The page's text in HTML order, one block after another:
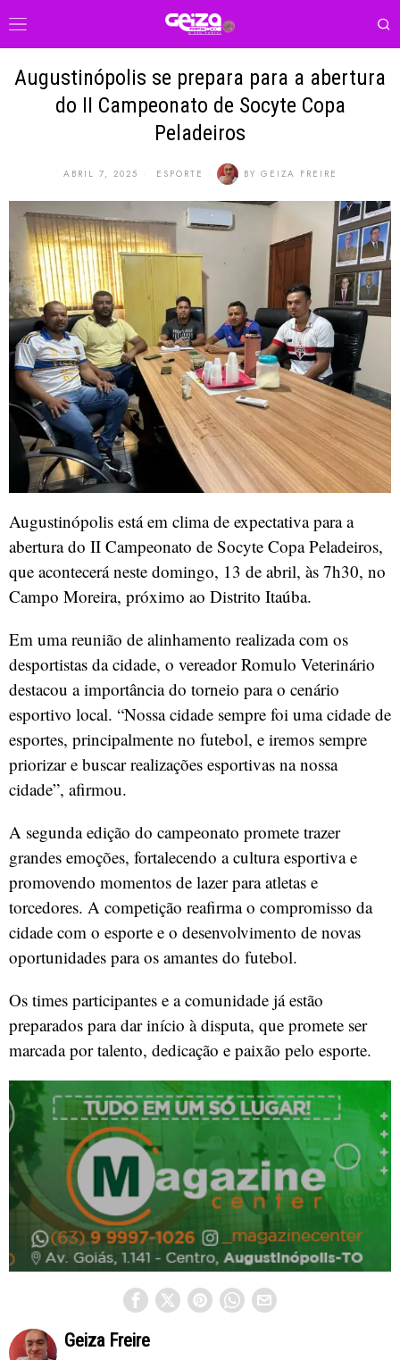
Augustinópolis se prepara para a abertura
do II Campeonato de Socyte Copa
Peladeiros
ABRIL 7, 2025 ESPORTE BY GEIZA FREIRE
Augustinópolis está em clima de expectativa para a
abertura do II Campeonato de Socyte Copa Peladeiros,
que acontecerá neste domingo, 13 de abril, às 7h30, no
Campo Moreira, próximo ao Distrito Itaúba.
Em uma reunião de alinhamento realizada com os
desportistas da cidade, o vereador Romulo Veterinário
destacou a importância do torneio para o cenário
esportivo local. “Nossa cidade sempre foi uma cidade de
esportes, principalmente no futebol, e iremos sempre
priorizar e buscar realizações esportivas na nossa
cidade”, afirmou.
A segunda edição do campeonato promete trazer
grandes emoções, fortalecendo a cultura esportiva e
promovendo momentos de lazer para atletas e
torcedores. A competição reafirma o compromisso da
cidade com o esporte e o desenvolvimento de novas
oportunidades para os amantes do futebol.
Os times participantes e a comunidade já estão
preparados para dar início à disputa, que promete ser
marcada por talento, dedicação e paixão pelo esporte.
Geiza Freire